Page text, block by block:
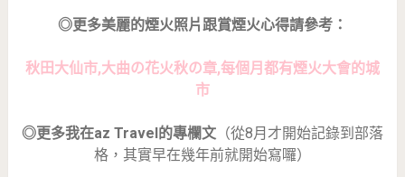
◎更多美麗的煙火照片跟賞煙火心得請參考：
秋田大仙市,大曲の花火秋の章,每個月都有煙火大會的城
市
◎更多我在az Travel的專欄文（從8月才開始記錄到部落
格，其實早在幾年前就開始寫囉）